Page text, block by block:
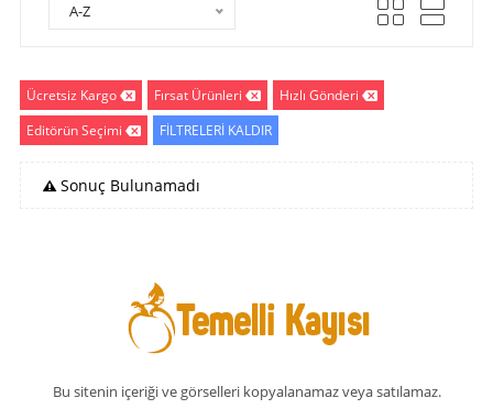
A-Z
Ücretsiz Kargo Fırsat Ürünleri
Hızlı Gönderi
Editörün Seçimi
FİLTRELERİ KALDIR
Sonuç Bulunamadı
Bu sitenin içeriği ve görselleri kopyalanamaz veya satılamaz.